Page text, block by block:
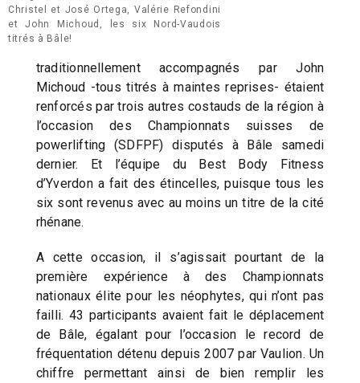
Christel et José Ortega, Valérie Refondini
et John Michoud, les six Nord-Vaudois
titrés à Bâle!
traditionnellement accompagnés par John
Michoud -tous titrés à maintes reprises- étaient
renforcés par trois autres costauds de la région à
l’occasion des Championnats suisses de
powerlifting (SDFPF) disputés à Bâle samedi
dernier. Et l’équipe du Best Body Fitness
d’Yverdon a fait des étincelles, puisque tous les
six sont revenus avec au moins un titre de la cité
rhénane.
A cette occasion, il s’agissait pourtant de la
première expérience à des Championnats
nationaux élite pour les néophytes, qui n’ont pas
failli. 43 participants avaient fait le déplacement
de Bâle, égalant pour l’occasion le record de
fréquentation détenu depuis 2007 par Vaulion. Un
chiffre permettant ainsi de bien remplir les